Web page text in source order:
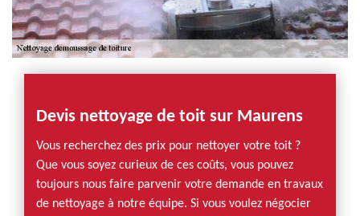
Devis nettoyage de toit sur Maurens
Vous recherchez des prix pour nettoyer votre toit ?
Que vous soyez curieux de ces coûts, vous pouvez
toujours nous faire parvenir votre demande en travaux
de nettoyage à notre équipe. Si vous voulez négocier